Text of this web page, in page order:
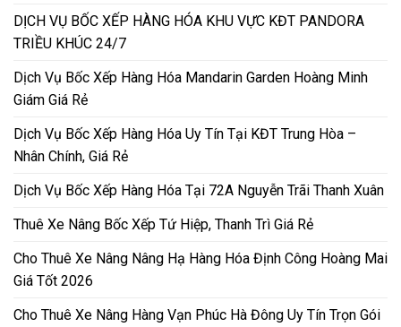
DỊCH VỤ BỐC XẾP HÀNG HÓA KHU VỰC KĐT PANDORA
TRIỀU KHÚC 24/7
Dịch Vụ Bốc Xếp Hàng Hóa Mandarin Garden Hoàng Minh
Giám Giá Rẻ
Dịch Vụ Bốc Xếp Hàng Hóa Uy Tín Tại KĐT Trung Hòa –
Nhân Chính, Giá Rẻ
Dịch Vụ Bốc Xếp Hàng Hóa Tại 72A Nguyễn Trãi Thanh Xuân
Thuê Xe Nâng Bốc Xếp Tứ Hiệp, Thanh Trì Giá Rẻ
Cho Thuê Xe Nâng Nâng Hạ Hàng Hóa Định Công Hoàng Mai
Giá Tốt 2026
Cho Thuê Xe Nâng Hàng Vạn Phúc Hà Đông Uy Tín Trọn Gói